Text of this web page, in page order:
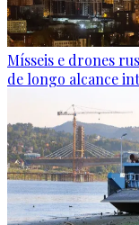
Mísseis e drones
de longo alcance